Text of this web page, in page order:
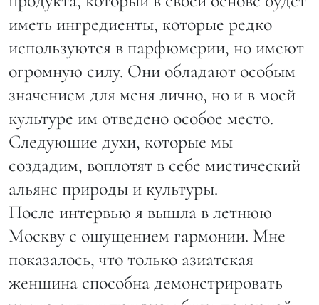
иметь ингредиенты, которые редко
используются в парфюмерии, но имеют
огромную силу. Они обладают особым
значением для меня лично, но и в моей
культуре им отведено особое место.
Следующие духи, которые мы
создадим, воплотят в себе мистический
альянс природы и культуры.
После интервью я вышла в летнюю
Москву с ощущением гармонии. Мне
показалось, что только азиатская
женщина способна демонстрировать